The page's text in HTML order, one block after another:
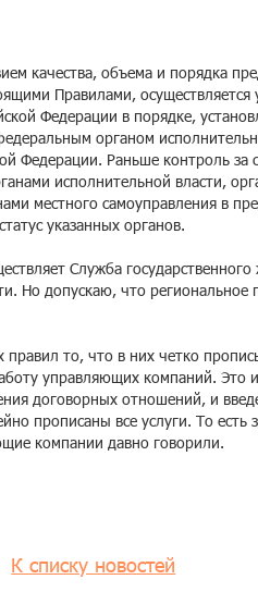
качества, объема и порядка
Правилами,
Федерации в порядке,
органом
Федерации. Раньше контроль
исполнительной власти,
местного самоуправления в
указанных органов.
Служба
Но допускаю, что региональное
то, что в них четко
управляющих компаний. Это
договорных отношений, и
прописаны все услуги. То есть
компании давно говорили.
К списку новостей